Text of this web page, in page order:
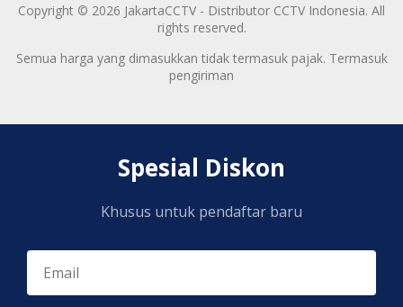
Copyright © 2026 JakartaCCTV - Distributor CCTV Indonesia. All
rights reserved.
Semua harga yang dimasukkan tidak termasuk pajak. Termasuk
pengiriman
Spesial Diskon
Khusus untuk pendaftar baru